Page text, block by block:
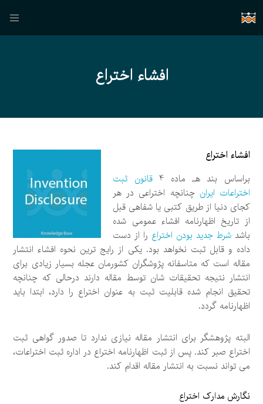
افشاء اختراع
افشاء اختراع
براساس بند هـ ماده 4
قانون ثبت
اختراعات ایران چنانچه اختراعی در هر
کجای دنیا از طریق کتبی یا شفاهی قبل
از تاریخ اظهارنامه افشاء عمومی شده
باشدشرط جدید بودن اختراع را از دست
داده و قابل ثبت نخواهد بود. یکی از رایج ترین نحوه افشاء انتشار
مقاله است که متاسفانه پژوشگران کشورمان عجله بسیار زیادی برای
انتشار نتیجه تحقیقات شان توسط مقاله دارند درحالی که چنانچه
تحقیق انجام شده قابلیت ثبت به عنوان اختراع را دارد، ابتدا باید
اظهارنامه گردد.
البته پژوهشگر برای انتشار مقاله نیازی ندارد تا صدور گواهی ثبت
اختراع صبر کند. پس از ثبت اظهارنامه اختراع در اداره ثبت اختراعات،
می تواند نسبت به انتشار مقاله اقدام کند.
نگارش مدارک اختراع